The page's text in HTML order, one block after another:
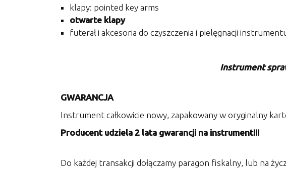
klapy: pointed key arms
otwarte klapy
futerał i akcesoria do czyszczenia i pielęgnacji
Instrument
GWARANCJA
Instrument całkowicie nowy, zapakowany w oryginalny
Producent udziela 2 lata gwarancji na instrument!!!
Do każdej transakcji dołączamy paragon fiskalny, lub na